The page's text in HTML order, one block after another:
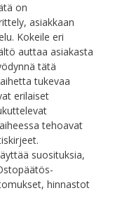
on
asiakkaan
Kokeile eri
auttaa asiakasta
tätä
tukevaa
erilaiset
tehoavat
suosituksia,
hinnastot